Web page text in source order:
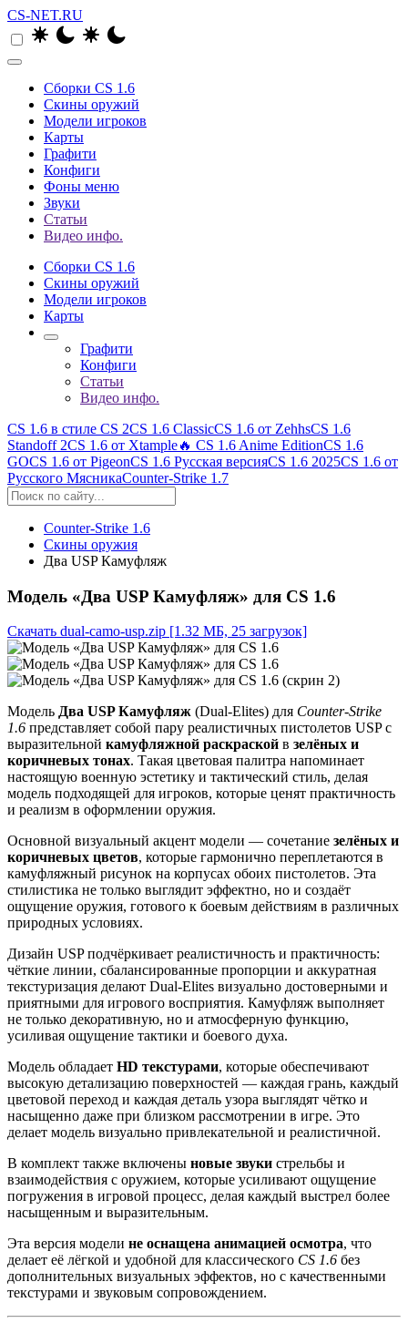
CS-NET.RU
Сборки CS 1.6
Скины оружий
Модели игроков
Карты
Графити
Конфиги
Фоны меню
Звуки
Статьи
Видео инфо.
Сборки CS 1.6
Скины оружий
Модели игроков
Карты
Графити
Конфиги
Статьи
Видео инфо.
CS 1.6 в стиле CS 2CS 1.6 ClassicCS 1.6 от ZehhsCS 1.6
Standoff 2CS 1.6 от Xtample🔥 CS 1.6 Anime EditionCS 1.6
GOCS 1.6 от PigeonCS 1.6 Русская версияCS 1.6 2025CS 1.6 от
Русского МясникаCounter-Strike 1.7
Counter-Strike 1.6
Скины оружия
Два USP Камуфляж
Модель «Два USP Камуфляж» для CS 1.6
Скачать dual-camo-usp.zip [1.32 МБ, 25 загрузок]
Модель Два USP Камуфляж (Dual-Elites) для Counter-Strike
1.6 представляет собой пару реалистичных пистолетов USP с
выразительной камуфляжной раскраской в зелёных и
коричневых тонах. Такая цветовая палитра напоминает
настоящую военную эстетику и тактический стиль, делая
модель подходящей для игроков, которые ценят практичность
и реализм в оформлении оружия.
Основной визуальный акцент модели — сочетание зелёных и
коричневых цветов, которые гармонично переплетаются в
камуфляжный рисунок на корпусах обоих пистолетов. Эта
стилистика не только выглядит эффектно, но и создаёт
ощущение оружия, готового к боевым действиям в различных
природных условиях.
Дизайн USP подчёркивает реалистичность и практичность:
чёткие линии, сбалансированные пропорции и аккуратная
текстуризация делают Dual-Elites визуально достоверными и
приятными для игрового восприятия. Камуфляж выполняет
не только декоративную, но и атмосферную функцию,
усиливая ощущение тактики и боевого духа.
Модель обладает HD текстурами, которые обеспечивают
высокую детализацию поверхностей — каждая грань, каждый
цветовой переход и каждая деталь узора выглядят чётко и
насыщенно даже при близком рассмотрении в игре. Это
делает модель визуально привлекательной и реалистичной.
В комплект также включены новые звуки стрельбы и
взаимодействия с оружием, которые усиливают ощущение
погружения в игровой процесс, делая каждый выстрел более
насыщенным и выразительным.
Эта версия модели не оснащена анимацией осмотра, что
делает её лёгкой и удобной для классического CS 1.6 без
дополнительных визуальных эффектов, но с качественными
текстурами и звуковым сопровождением.